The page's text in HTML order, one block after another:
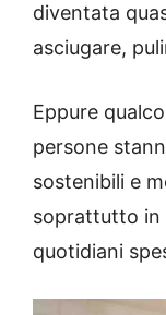
diventata
asciugare,
Eppure
persone
sostenibili e
soprattutto in
quotidiani